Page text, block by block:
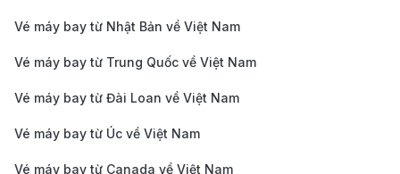
tiếp với thủ đô San José.
Phù hợp cho:Các chuyến bay dài từ Việt Nam;
điểm bắt đầu lý tưởng để đi núi lửa Arenal hoặc bờ
Vé máy bay từ Nhật Bản về Việt Nam
Vé máy bay từ Trung Quốc về Việt Nam
Vé máy bay từ Đài Loan về Việt Nam
Vé máy bay từ Úc về Việt Nam
Vé máy bay từ Canada về Việt Nam